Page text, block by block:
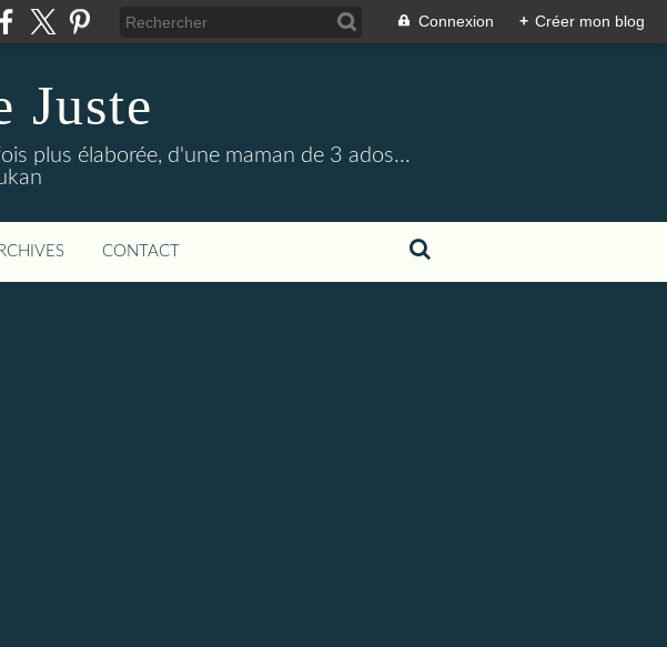
Connexion + Créer mon blog
Juste
plus élaborée, d'une maman de 3 ados...
CONTACT